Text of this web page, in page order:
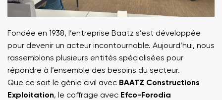
Fondée en 1938, l’entreprise Baatz s’est développée
pour devenir un acteur incontournable. Aujourd’hui, nous
rassemblons plusieurs entités spécialisées pour
répondre à l’ensemble des besoins du secteur.
Que ce soit le génie civil avec BAATZ Constructions
Exploitation, le coffrage avec Efco-Forodia